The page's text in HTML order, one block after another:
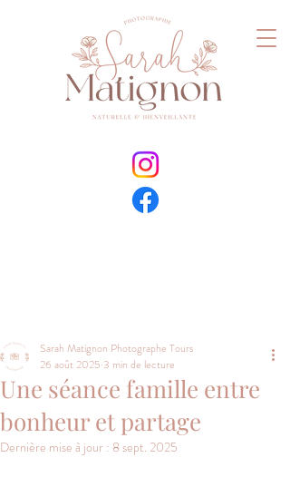
Une séance famille entre
bonheur et partage
Sarah Matignon Photographe Tours
26 août 2025 3 min de lecture
Dernière mise à jour : 8 sept. 2025